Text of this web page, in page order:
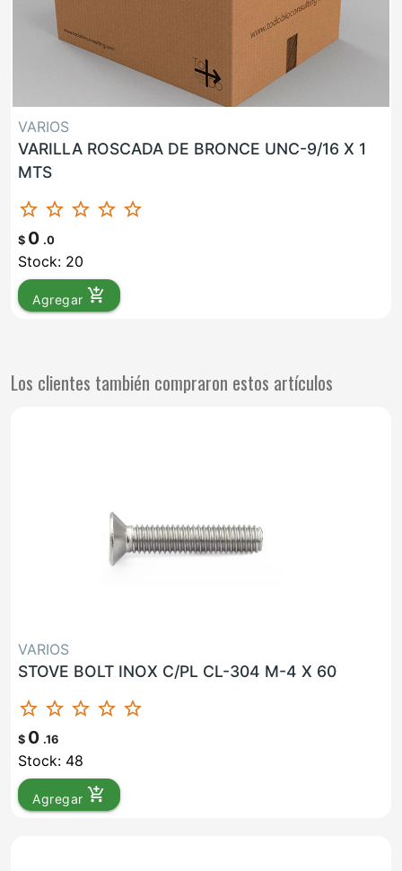
VARIOS
VARILLA ROSCADA DE BRONCE UNC-9/16 X 1
MTS
star_border star_border star_border star_border star_border
$ 0 .0
Stock: 20
Agregar add_shopping_cart
Los clientes también compraron estos artículos
VARIOS
STOVE BOLT INOX C/PL CL-304 M-4 X 60
star_border star_border star_border star_border star_border
$ 0 .16
Stock: 48
Agregar add_shopping_cart